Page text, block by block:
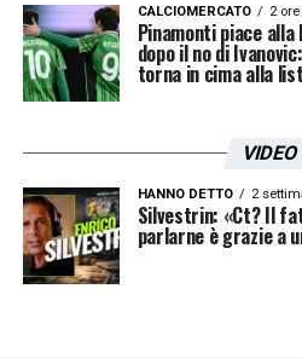
LA PLAYLIST DELLE
CALCIOMERCATO 2
Pinamonti piace alla
dopo il no di
torna in cima alla
VIDEO
HANNO DETTO 2
Silvestrin: «Ct? Il
parlarne è grazie a